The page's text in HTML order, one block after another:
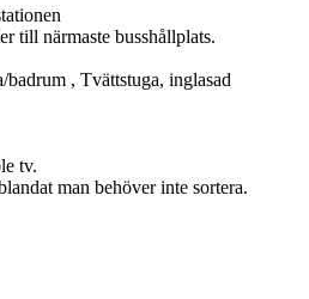
till närmaste busshållplats.
, Tvättstuga, inglasad
tv.
man behöver inte sortera.